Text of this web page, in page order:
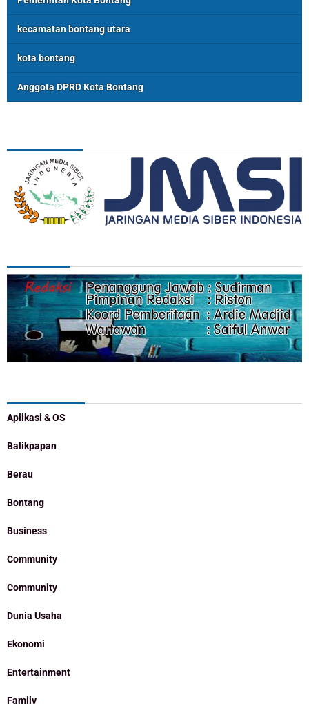
kecamatan bontang utara
kota bontang
Anggota DPRD Kota Bontang
Aplikasi & OS
Balikpapan
Berau
Bontang
Business
Community
Community
Dunia Usaha
Ekonomi
Entertainment
Family